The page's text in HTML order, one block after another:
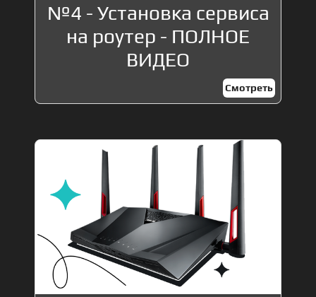
№4 - Установка сервиса
на роутер - ПОЛНОЕ
ВИДЕО
Смотреть